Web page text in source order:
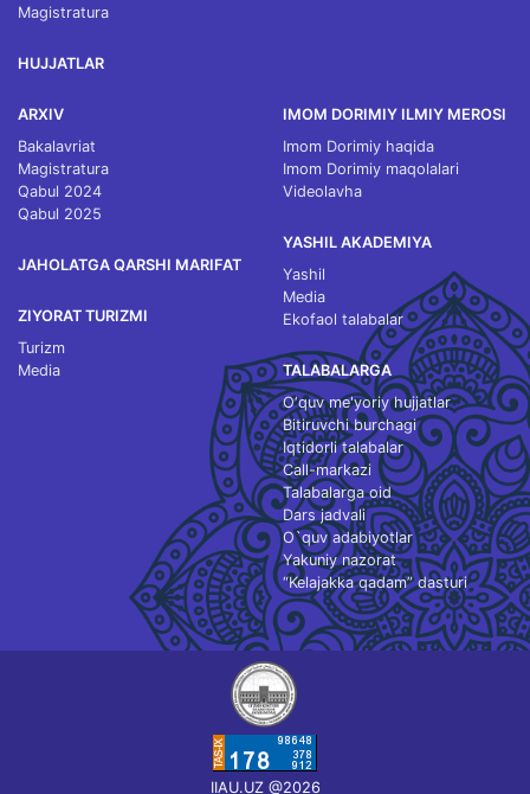
Magistratura
HUJJATLAR
ARXIV
Bakalavriat
Magistratura
Qabul 2024
Qabul 2025
JAHOLATGA QARSHI MARIFAT
ZIYORAT TURIZMI
Turizm
Media
IMOM DORIMIY ILMIY MEROSI
Imom Dorimiy haqida
Imom Dorimiy maqolalari
Videolavha
YASHIL AKADEMIYA
Yashil
Media
Ekofaol talabalar
TALABALARGA
O‘quv me'yoriy hujjatlar
Bitiruvchi burchagi
Iqtidorli talabalar
Call-markazi
Talabalarga oid
Dars jadvali
O`quv adabiyotlar
Yakuniy nazorat
“Kelajakka qadam” dasturi
IIAU.UZ @2026